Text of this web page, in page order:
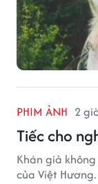
PHIM ẢNH 2
Tiếc cho
Khán giả
của Việt Hương.